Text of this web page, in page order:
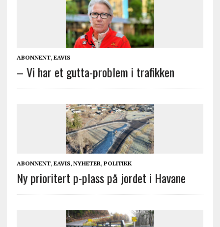
ABONNENT, EAVIS
– Vi har et gutta-problem i trafikken
ABONNENT, EAVIS, NYHETER, POLITIKK
Ny prioritert p-plass på jordet i Havane